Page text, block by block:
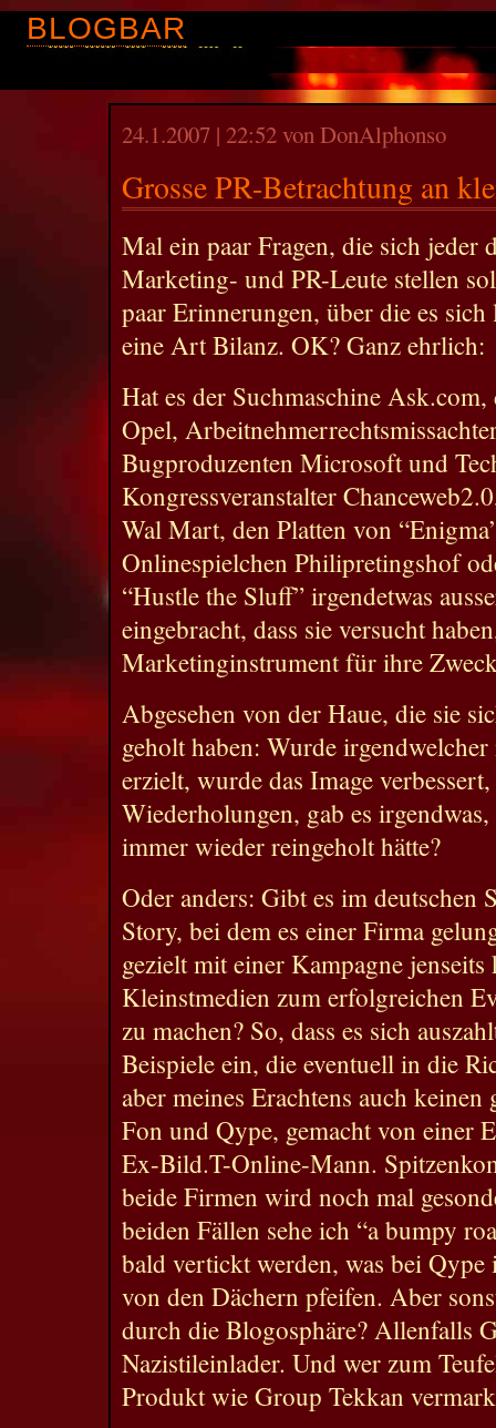
BLOGBAR
24.1.2007 | 22:52 von DonAlphonso
Grosse PR-Betrachtung an
Mal ein paar Fragen, die sich jeder
Marketing- und PR-Leute stellen
paar Erinnerungen, über die es
eine Art Bilanz. OK? Ganz ehrlich:
Hat es der Suchmaschine
Opel,
Bugproduzenten Microsoft und
Kongressveranstalter
Wal Mart, den Platten von
Onlinespielchen Philipretingshof
“Hustle the Sluff” irgendetwas
eingebracht, dass sie versucht
Marketinginstrument für ihre
Abgesehen von der Haue, die sie
geholt haben: Wurde
erzielt, wurde das Image
Wiederholungen, gab es
immer wieder reingeholt hätte?
Oder anders: Gibt es im deutschen
Story, bei dem es einer Firma
gezielt mit einer Kampagne
Kleinstmedien zum erfolgreichen
zu machen? So, dass es sich
Beispiele ein, die eventuell in die
aber meines Erachtens auch keinen
Fon und Qype, gemacht von einer
Ex-Bild.T-Online-Mann.
beide Firmen wird noch mal
beiden Fällen sehe ich “a bumpy
bald vertickt werden, was bei Qype
von den Dächern pfeifen. Aber
durch die Blogosphäre? Allenfalls
Nazistileinlader. Und wer zum
Produkt wie Group Tekkan